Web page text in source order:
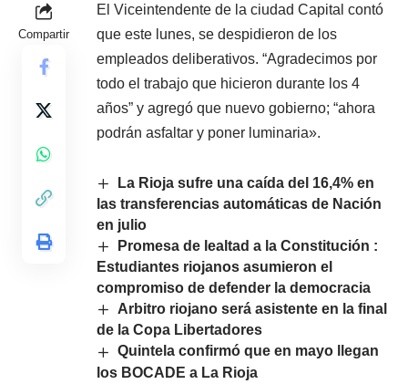
Compartir
El Viceintendente de la ciudad Capital contó
que este lunes, se despidieron de los
empleados deliberativos. “Agradecimos por
todo el trabajo que hicieron durante los 4
años” y agregó que nuevo gobierno; “ahora
podrán asfaltar y poner luminaria».
La Rioja sufre una caída del 16,4% en
las transferencias automáticas de Nación
en julio
Promesa de lealtad a la Constitución :
Estudiantes riojanos asumieron el
compromiso de defender la democracia
Arbitro riojano será asistente en la final
de la Copa Libertadores
Quintela confirmó que en mayo llegan
los BOCADE a La Rioja